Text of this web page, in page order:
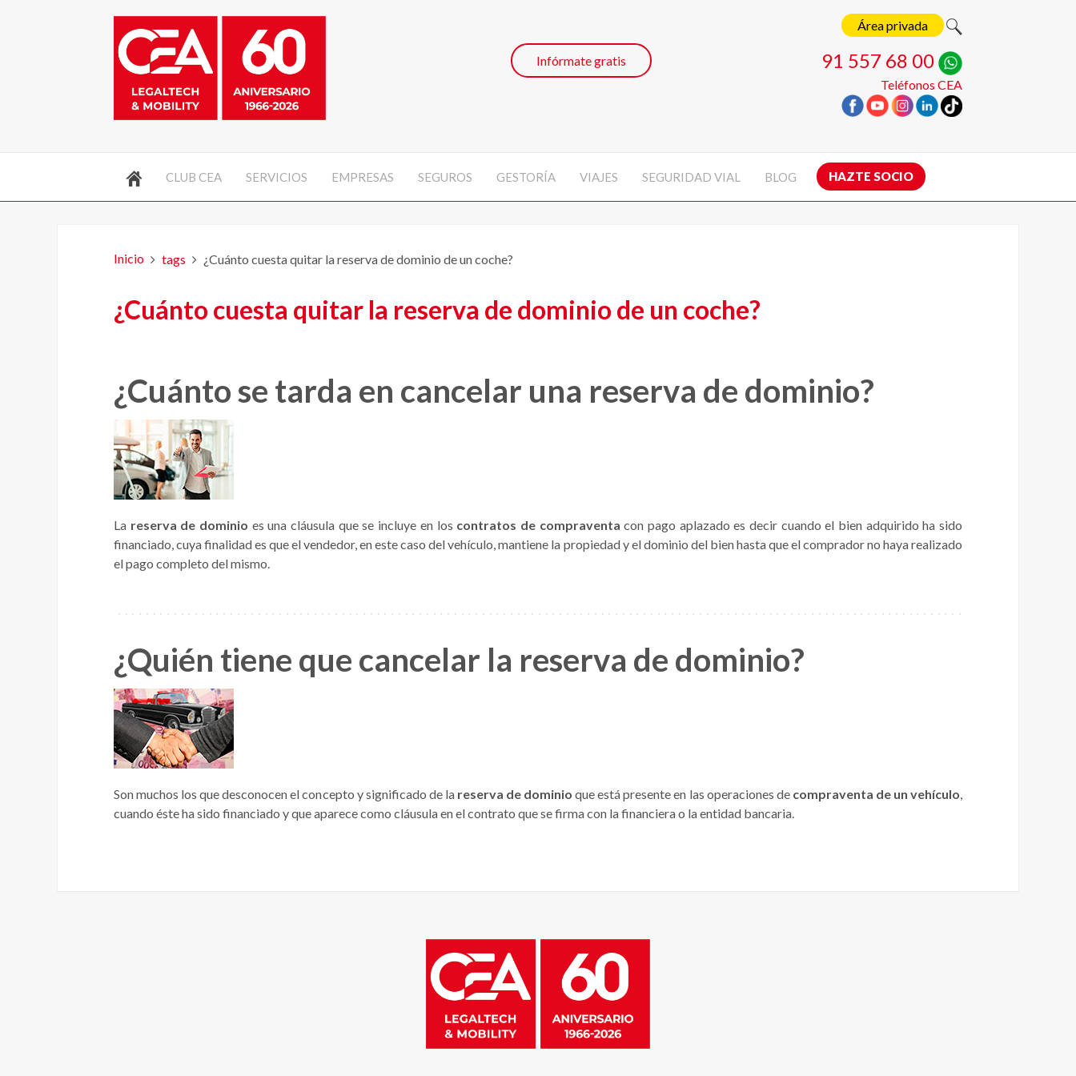
Área privada
91 557 68 00
Teléfonos CEA
Infórmate gratis
CLUB CEA SERVICIOS EMPRESAS SEGUROS GESTORÍA VIAJES SEGURIDAD VIAL BLOG HAZTE SOCIO
Inicio tags ¿Cuánto cuesta quitar la reserva de dominio de un coche?
¿Cuánto cuesta quitar la reserva de dominio de un coche?
¿Cuánto se tarda en cancelar una reserva de dominio?
La reserva de dominio es una cláusula que se incluye en los contratos de compraventa con pago aplazado es decir cuando el bien adquirido ha sido
financiado, cuya finalidad es que el vendedor, en este caso del vehículo, mantiene la propiedad y el dominio del bien hasta que el comprador no haya realizado
el pago completo del mismo.
¿Quién tiene que cancelar la reserva de dominio?
Son muchos los que desconocen el concepto y significado de la reserva de dominio que está presente en las operaciones de compraventa de un vehículo,
cuando éste ha sido financiado y que aparece como cláusula en el contrato que se firma con la financiera o la entidad bancaria.